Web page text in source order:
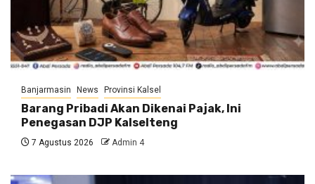
Banjarmasin News Provinsi Kalsel
Barang Pribadi Akan Dikenai Pajak, Ini
Penegasan DJP Kalselteng
7 Agustus 2026 Admin 4